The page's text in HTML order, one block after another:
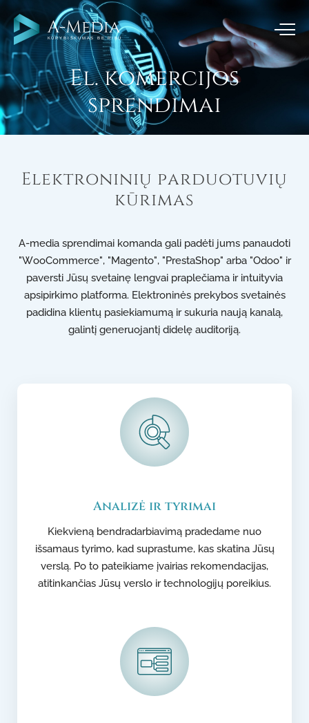
El. komercijos
sprendimai
Elektroninių parduotuvių
kūrimas
A-media sprendimai komanda gali padėti jums panaudoti
"WooCommerce", "Magento", "PrestaShop" arba "Odoo" ir
paversti Jūsų svetainę lengvai praplečiama ir intuityvia
apsipirkimo platforma. Elektroninės prekybos svetainės
padidina klientų pasiekiamumą ir sukuria naują kanalą,
galintį generuojantį didelę auditoriją.
Analizė ir tyrimai
Kiekvieną bendradarbiavimą pradedame nuo
išsamaus tyrimo, kad suprastume, kas skatina Jūsų
verslą. Po to pateikiame įvairias rekomendacijas,
atitinkančias Jūsų verslo ir technologijų poreikius.